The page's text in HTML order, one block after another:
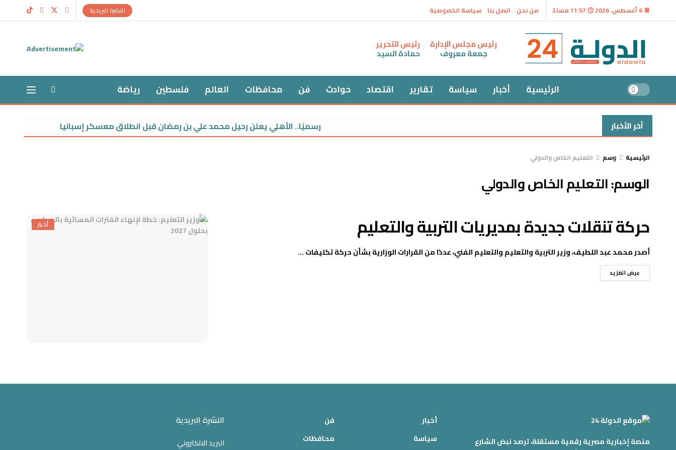
📆 6 أغسطس، 2026 🕓 11:57 مساءً من نحن اتصل بنا سياسة الخصوصية النشرة البريدية
رئيس مجلس الإدارة
جمعة معروف
رئيس التحرير
حمادة السيد
الرئيسية أخبار سياسة تقارير اقتصاد حوادث فن محافظات العالم فلسطين رياضة
آخر الأخبار رسميًا.. الأهلي يعلن رحيل محمد علي بن رمضان قبل انطلاق معسكر إسبانيا
الرئيسية وسم التعليم الخاص والدولي
الوسم:التعليم الخاص والدولي
أخبار حركة تنقلات جديدة بمديريات التربية والتعليم
أصدر محمد عبد اللطيف، وزير التربية والتعليم والتعليم الفني، عددًا من القرارات الوزارية بشأن حركة تكليفات ...
عرض المزيد
منصة إخبارية مصرية رقمية مستقلة، ترصد نبض الشارع
أخبار
سياسة
فن
محافظات
النشرة البريدية
البريد الالكتروني